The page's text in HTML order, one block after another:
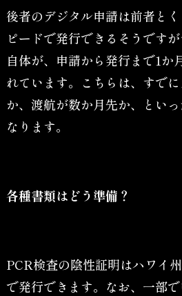
後者のデジタル申請は前者と
ピードで発行できるそうです
自体が、申請から発行まで1か
れています。こちらは、すで
か、渡航が数か月先か、とい
なります。
各種書類はどう準備？
PCR検査の陰性証明はハワイ
で発行できます。なお、一部